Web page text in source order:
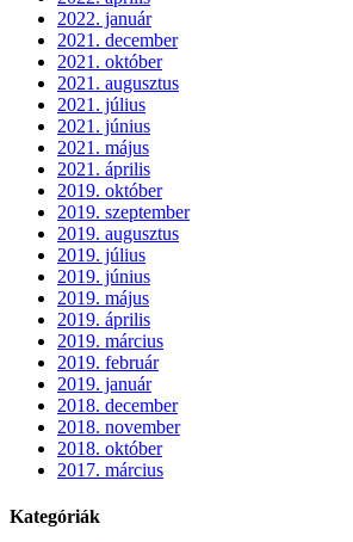
2022. január
2021. december
2021. október
2021. augusztus
2021. július
2021. június
2021. május
2021. április
2019. október
2019. szeptember
2019. augusztus
2019. július
2019. június
2019. május
2019. április
2019. március
2019. február
2019. január
2018. december
2018. november
2018. október
2017. március
Kategóriák